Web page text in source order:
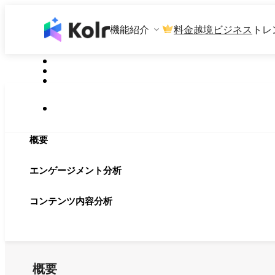
機能紹介 料金越境ビジネス ト
概要
エンゲージメント分析
コンテンツ内容分析
概要